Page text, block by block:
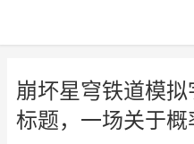
崩坏星穹铁道模
标题，一场关于